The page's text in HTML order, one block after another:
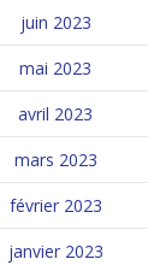
juin 2023
mai 2023
avril 2023
mars 2023
février 2023
janvier 2023